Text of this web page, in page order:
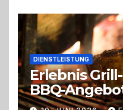
DIENSTLEISTUNG
Erlebnis
BBQ-
perfekten